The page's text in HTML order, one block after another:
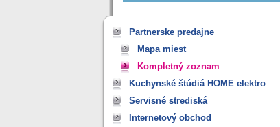
Partnerske predajne
Mapa miest
Kompletný zoznam
Kuchynské štúdiá HOME elektro
Servisné strediská
Internetový obchod